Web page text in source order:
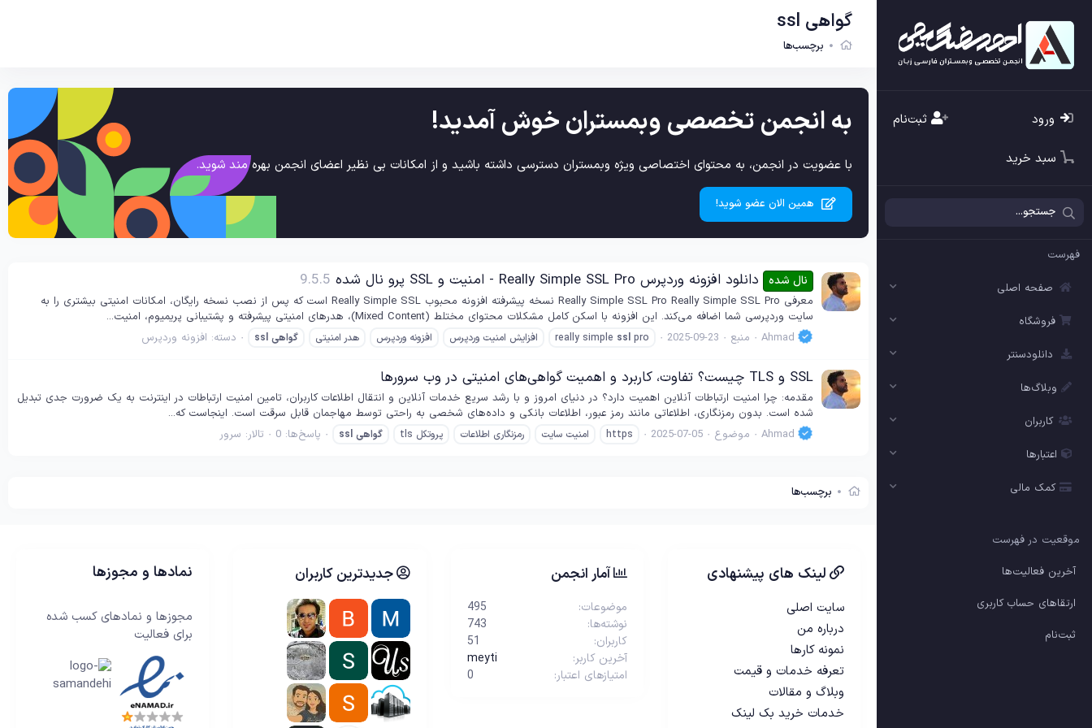
ورود ثبت‌نام
سبد خرید
فهرست
صفحه اصلی
فروشگاه
دانلودسنتر
وبلاگ‌ها
کاربران
اعتبارها
کمک مالی
موقعیت در فهرست
آخرین فعالیت‌ها
ارتقاهای حساب کاربری
ثبت‌نام
گواهی ssl
برچسب‌ها
به انجمن تخصصی وبمستران خوش آمدید!
با عضویت در انجمن، به محتوای اختصاصی ویژه وبمستران دسترسی داشته باشید و از امکانات بی نظیر اعضای انجمن بهره مند شوید.
همین الان عضو شوید!
نال شده دانلود افزونه وردپرس Really Simple SSL Pro - امنیت و SSL پرو نال شده 9.5.5
معرفی Really Simple SSL Pro Really Simple SSL Pro نسخه پیشرفته افزونه محبوب Really Simple SSL است که پس از نصب نسخه رایگان، امکانات امنیتی بیشتری را به
سایت وردپرسی شما اضافه می‌کند. این افزونه با اسکن کامل مشکلات محتوای مختلط (Mixed Content)، هدرهای امنیتی پیشرفته و پشتیبانی پریمیوم، امنیت...
Ahmad
منبع 2025-09-23
really simple ssl pro افزایش امنیت وردپرس افزونه وردپرس هدر امنیتی گواهی ssl دسته: افزونه وردپرس
SSL و TLS چیست؟ تفاوت، کاربرد و اهمیت گواهی‌های امنیتی در وب سرورها
مقدمه: چرا امنیت ارتباطات آنلاین اهمیت دارد؟ در دنیای امروز و با رشد سریع خدمات آنلاین و انتقال اطلاعات کاربران، تامین امنیت ارتباطات در اینترنت به یک ضرورت جدی تبدیل
شده است. بدون رمزنگاری، اطلاعاتی مانند رمز عبور، اطلاعات بانکی و داده‌های شخصی به راحتی توسط مهاجمان قابل سرقت است. اینجاست که...
Ahmad
موضوع 2025-07-05
https امنیت سایت رمزنگاری اطلاعات پروتکل tls گواهی ssl پاسخ‌ها: 0 تالار: سرور
برچسب‌ها
لینک های پیشنهادی
سایت اصلی
درباره من
نمونه کارها
تعرفه خدمات و قیمت
وبلاگ و مقالات
خدمات خرید بک لینک
آمار انجمن
موضوعات
495
نوشته‌ها
743
کاربران
51
آخرین کاربر
meyti
امتیازهای اعتبار
0
جدیدترین کاربران نمادها و مجوزها
مجوزها و نمادهای کسب شده
برای فعالیت